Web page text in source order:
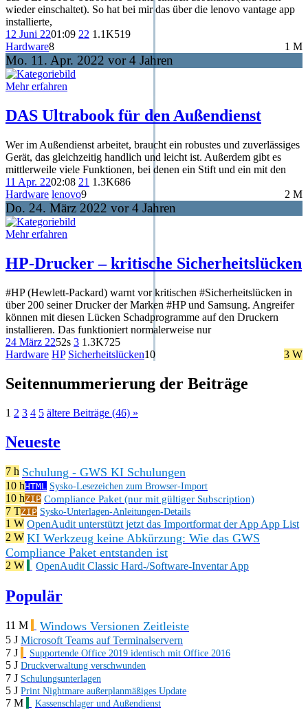
wieder einschaltet). So hat bei mir das über die lenovo vantage app
installierte,
12 Juni 2201:09 22 1.1K519
Hardware8 1 M
Mo. 11. Apr. 2022 vor 4 Jahren
Mehr erfahren
DAS Ultrabook für den Außendienst
Wer im Außendienst arbeitet, braucht ein robustes und zuverlässiges
Gerät, das gleichzeitig handlich und leicht ist. Außerdem gibt es
mittlerweile viele Funktionen, bei denen ein Stift und ein mit den
11 Apr. 2202:08 21 1.3K686
Hardware lenovo9 2 M
Do. 24. März 2022 vor 4 Jahren
Mehr erfahren
HP-Drucker – kritische Sicherheitslücken
#HP (Hewlett-Packard) warnt vor kritischen #Sicherheitslücken in
über 200 seiner Drucker der Marken #HP und Samsung. Angreifer
können mit diesen Lücken Schadprogramme auf den Druckern
installieren. Das funktioniert normalerweise nur
24 März 2252s 3 1.3K725
Hardware HP Sicherheitslücken10 3 W
Seitennummerierung der Beiträge
1 2 3 4 5 ältere Beiträge (46) »
Neueste
7 h Schulung - GWS KI Schulungen
10 hHTML Sysko-Lesezeichen zum Browser-Import
10 hZIP Compliance Paket (nur mit gültiger Subscription)
7 TZIP Sysko-Unterlagen-Anleitungen-Details
1 W OpenAudit unterstützt jetzt das Importformat der App App List
2 W KI Werkzeug keine Abkürzung: Wie das GWS
Compliance Paket entstanden ist
2 W OpenAudit Classic Hard-/Software-Inventar App
Populär
11 M Windows Versionen Zeitleiste
5 J Microsoft Teams auf Terminalservern
7 J
Supportende Office 2019 identisch mit Office 2016
5 J Druckverwaltung verschwunden
7 J Schulungsunterlagen
5 J Print Nightmare außerplanmäßiges Update
7 M Kassenschlager und Außendienst